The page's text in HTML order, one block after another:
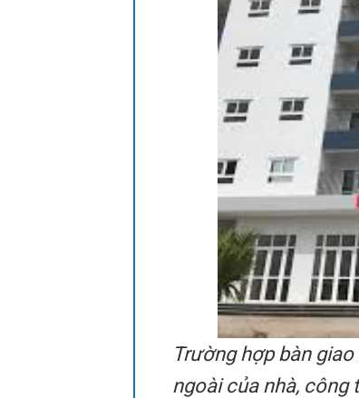
Trường hợp bàn
ngoài của nhà, công